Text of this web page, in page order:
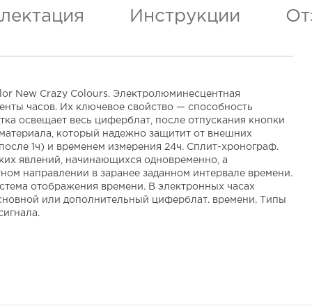
Инструкции
New Crazy Colours. Электролюминесцентная
часов. Их ключевое свойство — способность
освещает весь циферблат, после отпускания кнопки
который надежно защитит от внешних
1ч) и временем измерения 24ч. Сплит-хронограф.
явлений, начинающихся одновременно, а
направлении в заранее заданном интервале времени.
отображения времени. В электронных часах
или дополнительный циферблат. времени. Типы